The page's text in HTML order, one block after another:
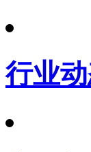
行业